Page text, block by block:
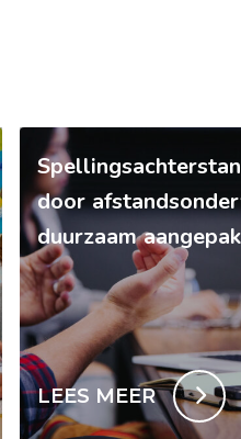
door
duurzaam
LEES MEER